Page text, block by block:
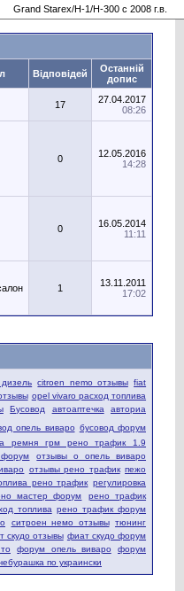
Відповідей
Останній
допис
17
27.04.2017
08:26
0
12.05.2016
14:28
0
16.05.2014
11:11
1
13.11.2011
17:02
citroen nemo отзывы fiat
opel vivaro расход топлива
Бусовод автоаптечка авториа
опель виваро бусовод форум
ремня грм рено трафик 1.9
отзывы о опель виваро
отзывы рено трафик пежо
рено трафик регулировка
мастер форум
рено трафик
топлива рено трафик форум
ситроен немо отзывы тюнинг
скудо отзывы фиат скудо форум
форум опель виваро
форум
по украински